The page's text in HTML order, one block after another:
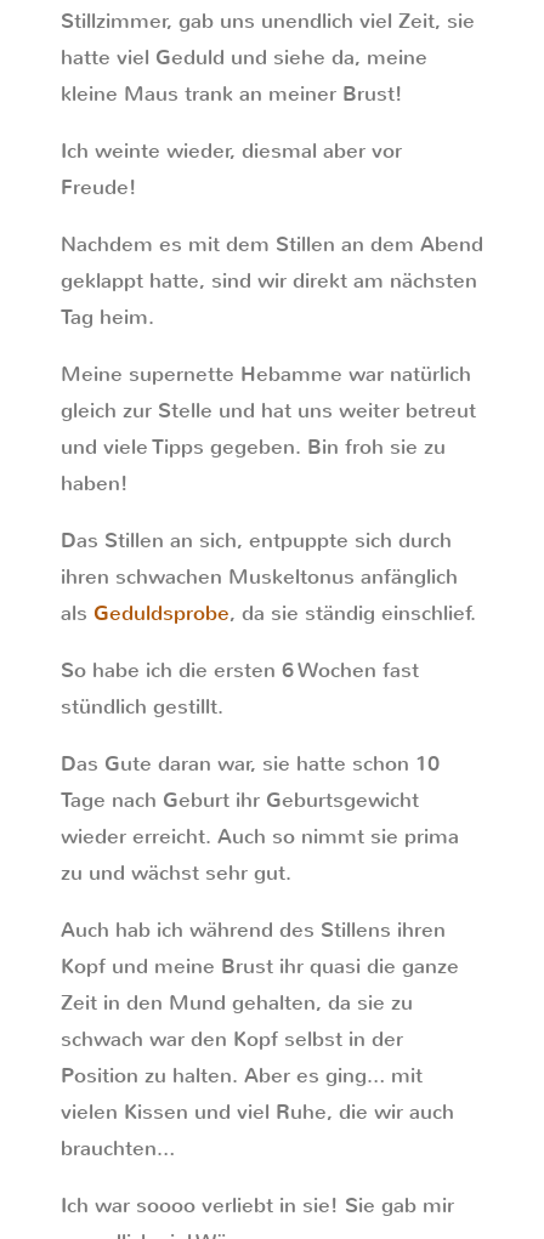
Stillzimmer, gab uns unendlich viel Zeit, sie
hatte viel Geduld und siehe da, meine
kleine Maus trank an meiner Brust!
Ich weinte wieder, diesmal aber vor
Freude!
Nachdem es mit dem Stillen an dem Abend
geklappt hatte, sind wir direkt am nächsten
Tag heim.
Meine supernette Hebamme war natürlich
gleich zur Stelle und hat uns weiter betreut
und viele Tipps gegeben. Bin froh sie zu
haben!
Das Stillen an sich, entpuppte sich durch
ihren schwachen Muskeltonus anfänglich
als Geduldsprobe, da sie ständig einschlief.
So habe ich die ersten 6 Wochen fast
stündlich gestillt.
Das Gute daran war, sie hatte schon 10
Tage nach Geburt ihr Geburtsgewicht
wieder erreicht. Auch so nimmt sie prima
zu und wächst sehr gut.
Auch hab ich während des Stillens ihren
Kopf und meine Brust ihr quasi die ganze
Zeit in den Mund gehalten, da sie zu
schwach war den Kopf selbst in der
Position zu halten. Aber es ging… mit
vielen Kissen und viel Ruhe, die wir auch
brauchten…
Ich war soooo verliebt in sie! Sie gab mir